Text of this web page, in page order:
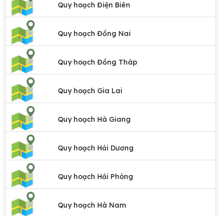
Quy hoạch Điện Biên
Quy hoạch Đồng Nai
Quy hoạch Đồng Tháp
Quy hoạch Gia Lai
Quy hoạch Hà Giang
Quy hoạch Hải Dương
Quy hoạch Hải Phòng
Quy hoạch Hà Nam